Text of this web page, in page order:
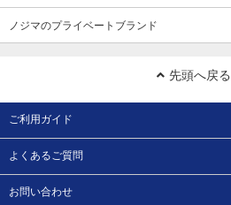
ノジマのプライベートブランド
先頭へ戻る
ご利用ガイド
よくあるご質問
お問い合わせ